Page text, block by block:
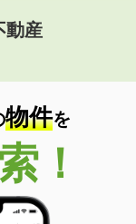
動産
物件を
！